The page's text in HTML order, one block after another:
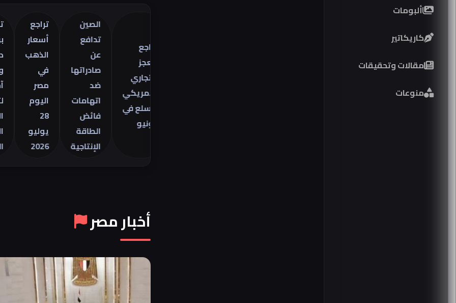
ألبومات
كاريكاتير
مقالات وتحقيقات
منوعات
الأمريكي
للسلع في
صادراتها
اتهامات
فائض
الطاقة
الإنتاجية
الذهب
في
2026
تراجع
دولارات
لتهدئة
أخبار مصر